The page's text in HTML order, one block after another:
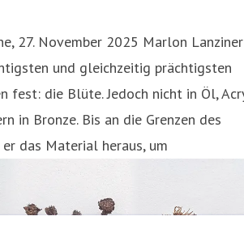
27. November 2025 Marlon Lanziner
und gleichzeitig prächtigsten
fest: die Blüte. Jedoch nicht in Öl,
in Bronze. Bis an die Grenzen des
das Material heraus, um